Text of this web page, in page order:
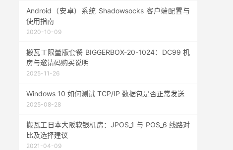
Android（安卓）系统 Shadowsocks 客户端配置与
使用指南
2020-10-09
搬瓦工限量版套餐 BIGGERBOX-20-1024：DC99 机
房与邀请码购买说明
2025-11-26
Windows 10 如何测试 TCP/IP 数据包是否正常发送
2025-08-28
搬瓦工日本大阪软银机房：JPOS_1 与 POS_6 线路对
比及选择建议
2021-04-09